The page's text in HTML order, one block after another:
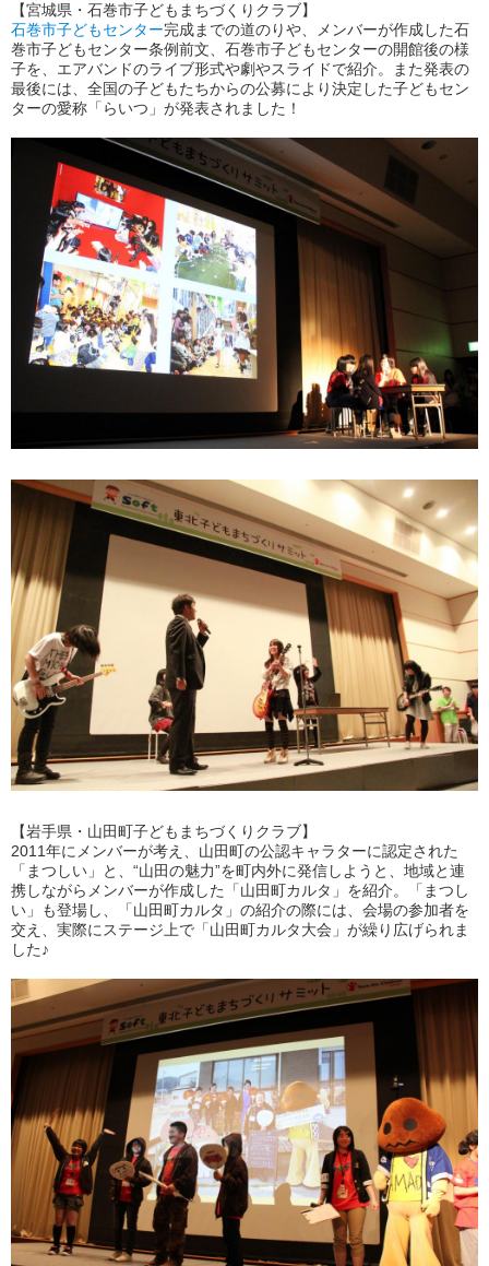
【宮城県・石巻市子どもまちづくりクラブ】
石巻市子どもセンター完成までの道のりや、メンバーが作成した石
巻市子どもセンター条例前文、石巻市子どもセンターの開館後の様
子を、エアバンドのライブ形式や劇やスライドで紹介。また発表の
最後には、全国の子どもたちからの公募により決定した子どもセン
ターの愛称「らいつ」が発表されました！
【岩手県・山田町子どもまちづくりクラブ】
2011年にメンバーが考え、山田町の公認キャラターに認定された
「まつしい」と、“山田の魅力”を町内外に発信しようと、地域と連
携しながらメンバーが作成した「山田町カルタ」を紹介。「まつし
い」も登場し、「山田町カルタ」の紹介の際には、会場の参加者を
交え、実際にステージ上で「山田町カルタ大会」が繰り広げられま
した♪